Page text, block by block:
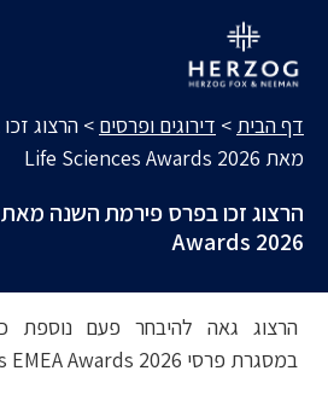
דף הבית > דירוגים ופרסים > הרצוג
מאת Life Sciences Awards 2026
Awards 2026
הרצוג גאה להיבחר פעם נוספת
במסגרת פרסי Life Sciences EMEA Awards 2026.